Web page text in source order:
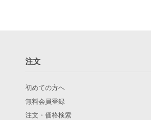
注文
初めての方へ
無料会員登録
注文・価格検索